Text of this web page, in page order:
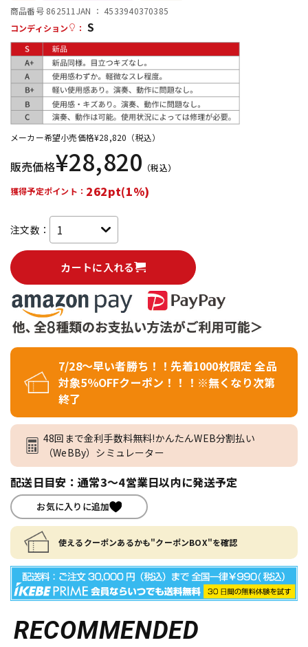
商品番号 862511 JAN ： 4533940370385
コンディション
： S
メーカー希望小売価格¥28,820 （税込）
販売価格¥28,820 （税込）
獲得予定ポイント： 262pt(1%)
注文数：
カートに入れる
7/28～早い者勝ち！！先着1000枚限定 全品
対象5％OFFクーポン！！！※無くなり次第
終了
48回まで金利手数料無料!かんたんWEB分割払い
（WeBBy）シミュレーター
配送日目安：通常3～4営業日以内に発送予定
お気に入りに追加
使えるクーポンあるかも"クーポンBOX"を確認
RECOMMENDED